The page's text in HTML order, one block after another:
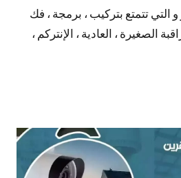
تعليقات
و التي تتمتع بتركيب ، برمجة ، فك
الصغيرة ، العادية ، الإنتركم ،